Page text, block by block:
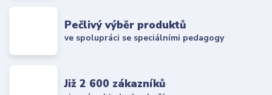
Pečlivý výběr produktů
ve spolupráci se speciálními pedagogy
Již 2 600 zákazníků